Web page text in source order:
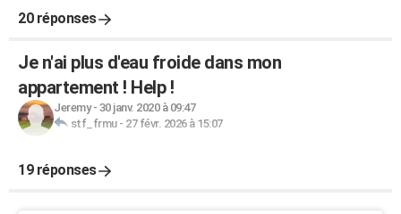
20 réponses
Je n'ai plus d'eau froide dans mon
appartement ! Help !
Jeremy- 30 janv. 2020 à 09:47
stf_frmu- 27 févr. 2026 à 15:07
19 réponses